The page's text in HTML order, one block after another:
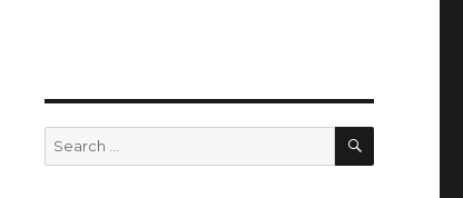
Search
for:
SEARCH